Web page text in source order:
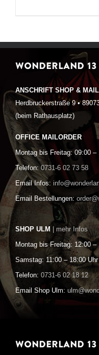
WONDERLAND 13
ANSCHRIFT SHOP &
Herdbruckerstraße 9 •
(beim Rathausplatz)
OFFICE MAILORDER
Montag bis Freitag: 09:00 –
Telefon: 0731-6 02 73 58
Email Infos:
Email Bestellungen:
SHOP ULM | mehr Infos
Montag bis Freitag: 12:00 –
Samstag: 11:00 – 18:00 Uhr
Telefon: 0731-6 02 18 12
Email Shop Ulm:
WONDERLAND 13